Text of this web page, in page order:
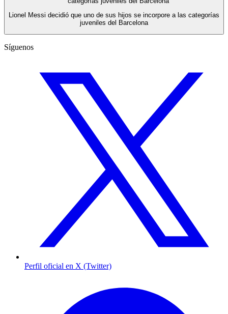
Lionel Messi decidió que uno de sus hijos se incorpore a las categorías
juveniles del Barcelona
Síguenos
Perfil oficial en X (Twitter)